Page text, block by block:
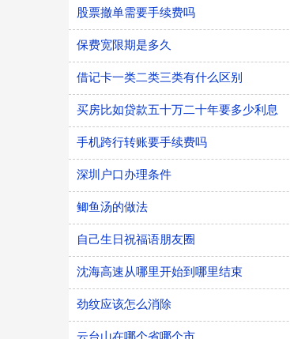
股票撤单需要手续费吗
保费宽限期是多久
借记卡一类二类三类有什么区别
买房比如贷款五十万二十年要多少利息
手机跨行转账要手续费吗
深圳户口办理条件
鲫鱼汤的做法
自己生日祝福语朋友圈
沈海高速从哪里开始到哪里结束
劲纹应该怎么消除
云台山在哪个省哪个市